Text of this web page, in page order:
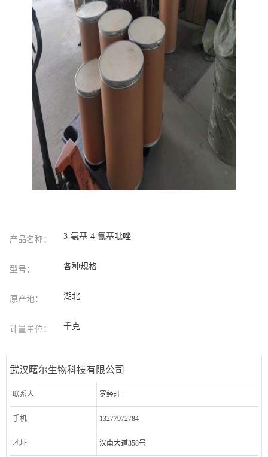
产品名称： 3-氨基-4-氰基吡唑
型号： 各种规格
原产地： 湖北
计量单位： 千克
武汉曙尔生物科技有限公司
联系人 罗经理
手机 13277972784
地址 汉南大道358号